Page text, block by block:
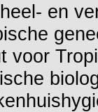
en
voor